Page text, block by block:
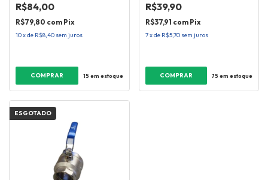
R$84,00
R$79,80 com Pix
10xde R$8,40 sem juros
15 em estoque
R$39,90
R$37,91 com Pix
7xde R$5,70 sem juros
75 em estoque
ESGOTADO